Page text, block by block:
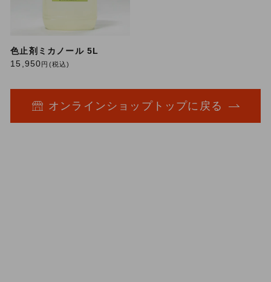
色止剤ミカノール 5L
15,950円(税込)
オンラインショップトップに戻る